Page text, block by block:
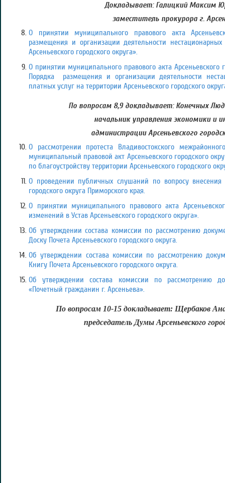
Докладывает: Галицкий Максим
заместитель прокурора г.
О принятии муниципального правового акта
размещения и организации деятельности
Арсеньевского городского округа».
О принятии муниципального правового акта Арсеньевского
Порядка
размещения и организации деятельности
платных услуг на территории Арсеньевского городского
По вопросам 8,9 докладывает: Конечных
начальник управления экономики и
администрации Арсеньевского
О рассмотрении протеста Владивостокского
муниципальный правовой акт Арсеньевского городского
по благоустройству территории Арсеньевского городского
О проведении публичных слушаний по вопросу внесения
городского округа Приморского края.
О принятии муниципального правового акта
изменений в Устав Арсеньевского городского округа».
Об утверждении состава комиссии по рассмотрению
Доску Почета Арсеньевского городского округа.
Об утверждении состава комиссии по рассмотрению
Книгу Почета Арсеньевского городского округа.
Об утверждении состава комиссии по рассмотрению
«Почетный гражданин г. Арсеньева».
По вопросам 10-15 докладывает: Щербаков
председатель Думы Арсеньевского